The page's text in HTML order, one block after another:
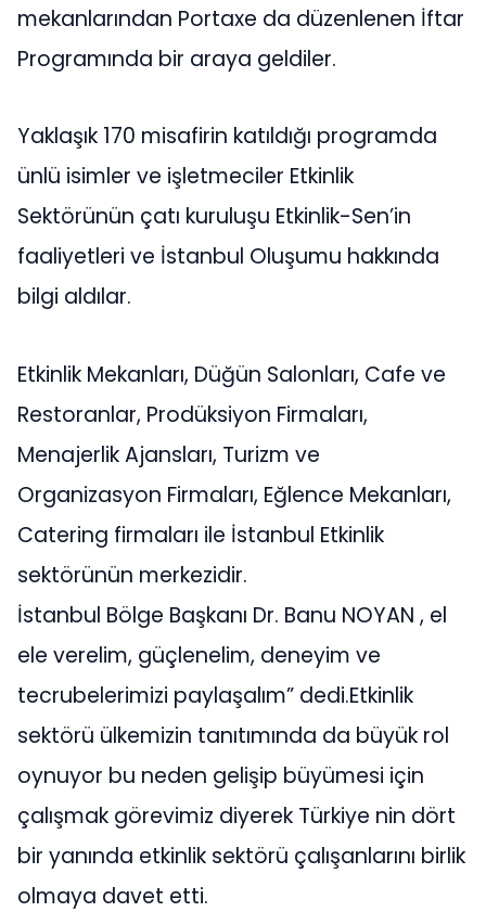
mekanlarından Portaxe da düzenlenen İftar
Programında bir araya geldiler.
Yaklaşık 170 misafirin katıldığı programda
ünlü isimler ve işletmeciler Etkinlik
Sektörünün çatı kuruluşu Etkinlik-Sen’in
faaliyetleri ve İstanbul Oluşumu hakkında
bilgi aldılar.
Etkinlik Mekanları, Düğün Salonları, Cafe ve
Restoranlar, Prodüksiyon Firmaları,
Menajerlik Ajansları, Turizm ve
Organizasyon Firmaları, Eğlence Mekanları,
Catering firmaları ile İstanbul Etkinlik
sektörünün merkezidir.
İstanbul Bölge Başkanı Dr. Banu NOYAN , el
ele verelim, güçlenelim, deneyim ve
tecrubelerimizi paylaşalım” dedi.Etkinlik
sektörü ülkemizin tanıtımında da büyük rol
oynuyor bu neden gelişip büyümesi için
çalışmak görevimiz diyerek Türkiye nin dört
bir yanında etkinlik sektörü çalışanlarını birlik
olmaya davet etti.